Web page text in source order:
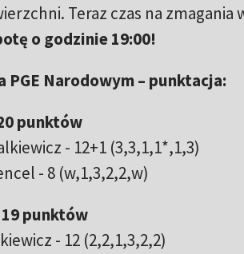
Teraz czas na zmagania
o godzinie 19:00!
PGE Narodowym – punktacja:
punktów
- 12+1 (3,3,1,1*,1,3)
- 8 (w,1,3,2,2,w)
punktów
- 12 (2,2,1,3,2,2)